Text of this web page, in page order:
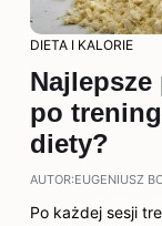
DIETA I KALORIE
po
diety?
AUTOR:EUGENIUSZ
Po każdej sesji